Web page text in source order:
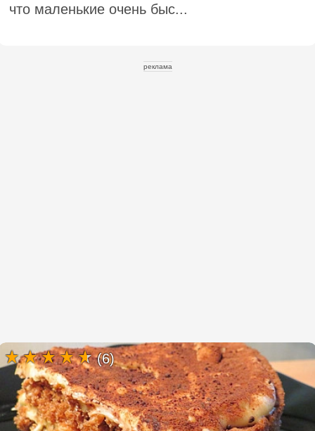
что маленькие очень быс...
реклама
(6)